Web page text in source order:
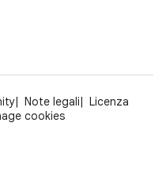
Note legali
Licenza
cookies